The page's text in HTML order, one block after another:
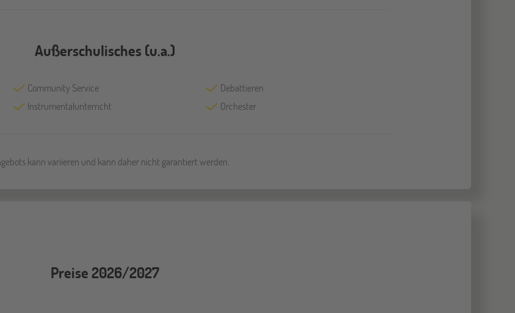
Außerschulisches (u.a.)
Community Service
Debattieren
Instrumentalunterricht Orchester
kann variieren und kann daher nicht garantiert werden.
Preise 2026/2027